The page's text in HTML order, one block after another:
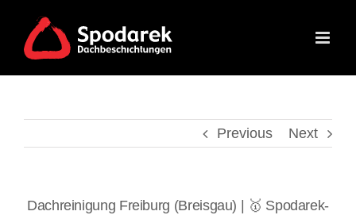
content
Previous Next
Dachreinigung Freiburg (Breisgau) | 🥇 Spodarek-